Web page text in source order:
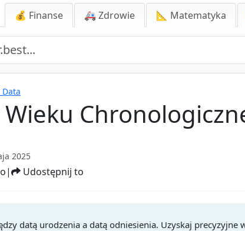
💰 Finanse 🚑 Zdrowie 📐 Matematyka
Data
2025
| Udostępnij to
datą urodzenia a datą odniesienia. Uzyskaj precyzyjne